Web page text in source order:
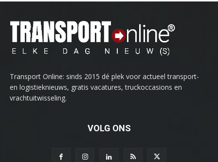
Transport Online: sinds 2015 dé plek voor actueel transport-
en logistieknieuws, gratis vacatures, truckoccasions en
vrachtuitwisseling.
VOLG ONS